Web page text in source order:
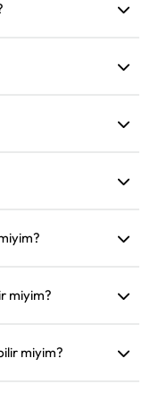
miyim?
miyim?